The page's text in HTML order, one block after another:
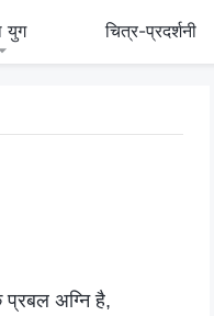
युग चित्र-प्रदर्शनी
अग्नि है,